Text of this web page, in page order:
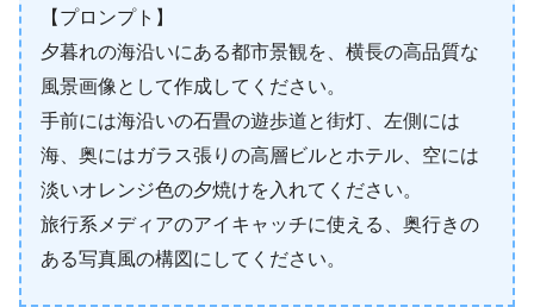
【プロンプト】
夕暮れの海沿いにある都市景観を、横長の高品質な
風景画像として作成してください。
手前には海沿いの石畳の遊歩道と街灯、左側には
海、奥にはガラス張りの高層ビルとホテル、空には
淡いオレンジ色の夕焼けを入れてください。
旅行系メディアのアイキャッチに使える、奥行きの
ある写真風の構図にしてください。